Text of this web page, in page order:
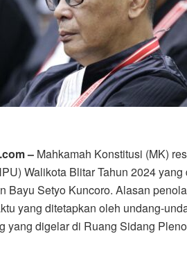
– Mahkamah Konstitusi (MK)
Walikota Blitar Tahun 2024
Bayu Setyo Kuncoro. Alasan
yang ditetapkan oleh undang-
yang digelar di Ruang Sidang